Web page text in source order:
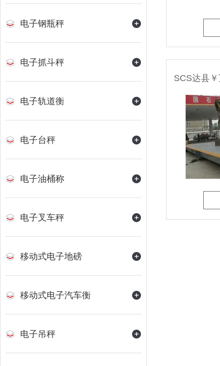
电子钢瓶秤
电子抓斗秤
电子轨道衡
电子台秤
电子油桶称
电子叉车秤
移动式电子地磅
移动式电子汽车衡
电子吊秤